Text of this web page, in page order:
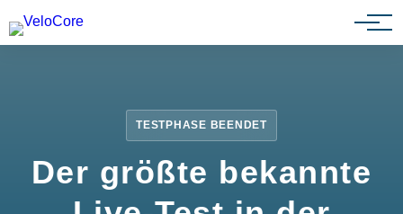
Partnerprogramm
TESTPHASE BEENDET
Der größte bekannte